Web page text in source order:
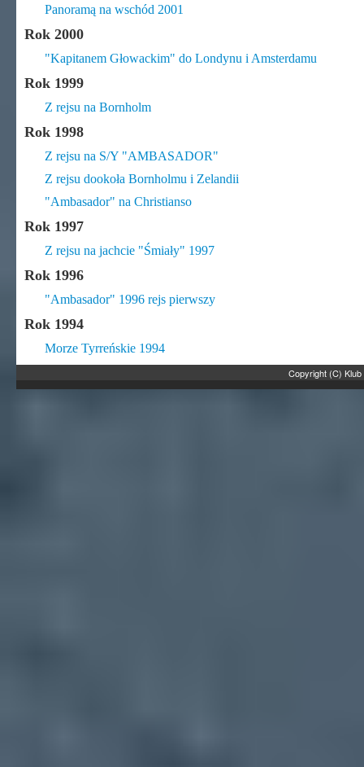
Panoramą na wschód 2001
Rok 2000
"Kapitanem Głowackim" do Londynu i Amsterdamu
Rok 1999
Z rejsu na Bornholm
Rok 1998
Z rejsu na S/Y "AMBASADOR"
Z rejsu dookoła Bornholmu i Zelandii
"Ambasador" na Christianso
Rok 1997
Z rejsu na jachcie "Śmiały" 1997
Rok 1996
"Ambasador" 1996 rejs pierwszy
Rok 1994
Morze Tyrreńskie 1994
Copyright (C)